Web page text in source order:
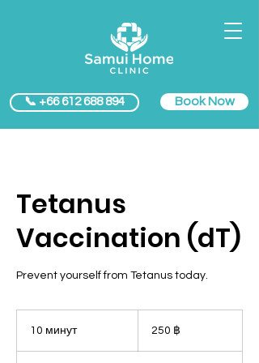
📞 +66 612 688 894 Book Now
Tetanus
Vaccination (dT)
Prevent yourself from Tetanus today.
10 минут1
таиландских
батов250 ฿